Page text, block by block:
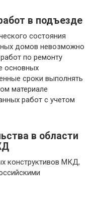
в подъезде
состояния
домов невозможно
по ремонту
основных
сроки выполнять
материале
работ с учетом
в области
конструктивов МКД,